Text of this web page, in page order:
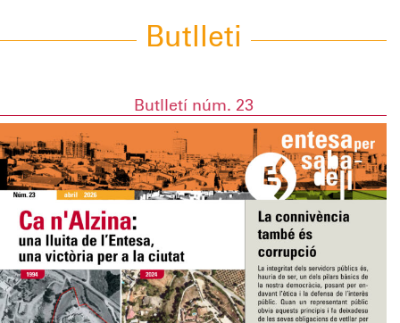
Butlleti
Butlletí núm. 23